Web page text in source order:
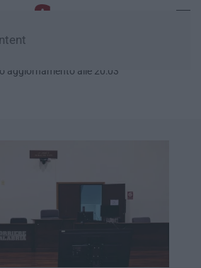
aggiornamento alle 20:03